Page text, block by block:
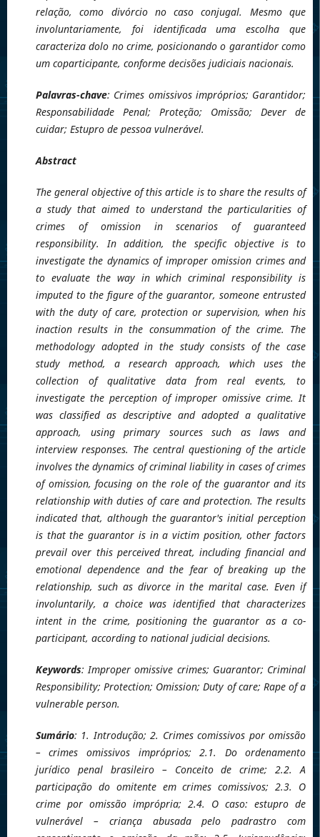
relação, como divórcio no caso conjugal. Mesmo que
involuntariamente, foi identificada uma escolha que
caracteriza dolo no crime, posicionando o garantidor como
um coparticipante, conforme decisões judiciais nacionais.
Palavras-chave: Crimes omissivos impróprios; Garantidor;
Responsabilidade Penal; Proteção; Omissão; Dever de
cuidar; Estupro de pessoa vulnerável.
Abstract
The general objective of this article is to share the results of
a study that aimed to understand the particularities of
crimes of omission in scenarios of guaranteed
responsibility. In addition, the specific objective is to
investigate the dynamics of improper omission crimes and
to evaluate the way in which criminal responsibility is
imputed to the figure of the guarantor, someone entrusted
with the duty of care, protection or supervision, when his
inaction results in the consummation of the crime. The
methodology adopted in the study consists of the case
study method, a research approach, which uses the
collection of qualitative data from real events, to
investigate the perception of improper omissive crime. It
was classified as descriptive and adopted a qualitative
approach, using primary sources such as laws and
interview responses. The central questioning of the article
involves the dynamics of criminal liability in cases of crimes
of omission, focusing on the role of the guarantor and its
relationship with duties of care and protection. The results
indicated that, although the guarantor's initial perception
is that the guarantor is in a victim position, other factors
prevail over this perceived threat, including financial and
emotional dependence and the fear of breaking up the
relationship, such as divorce in the marital case. Even if
involuntarily, a choice was identified that characterizes
intent in the crime, positioning the guarantor as a co-
participant, according to national judicial decisions.
Keywords: Improper omissive crimes; Guarantor; Criminal
Responsibility; Protection; Omission; Duty of care; Rape of a
vulnerable person.
Sumário: 1. Introdução; 2. Crimes comissivos por omissão
– crimes omissivos impróprios; 2.1. Do ordenamento
jurídico penal brasileiro – Conceito de crime; 2.2. A
participação do omitente em crimes comissivos; 2.3. O
crime por omissão imprópria; 2.4. O caso: estupro de
vulnerável – criança abusada pelo padrastro com